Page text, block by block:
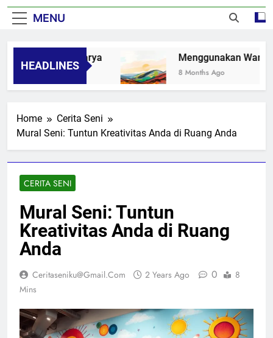
MENU
HEADLINES
Melalui Karya Menggunakan Warna
8 Months Ago
Home
Cerita Seni
Mural Seni: Tuntun Kreativitas Anda di Ruang Anda
CERITA SENI
Mural Seni: Tuntun
Kreativitas Anda di Ruang
Anda
Ceritaseniku@gmail.com 2 Years Ago 0
8
Mins